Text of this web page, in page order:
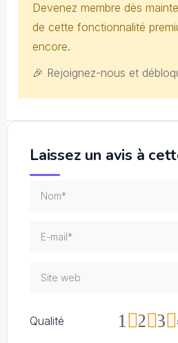
Devenez membre dès
de cette fonctionnalité
encore.
🎉 Rejoignez-nous et
Laissez un avis à
Qualité 3
2
1